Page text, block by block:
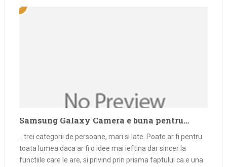
Samsung Galaxy Camera e buna pentru…
…trei categorii de persoane, mari si late. Poate ar fi pentru
toata lumea daca ar fi o idee mai ieftina dar sincer la
functiile care le are, si privind prin prisma faptului ca e una